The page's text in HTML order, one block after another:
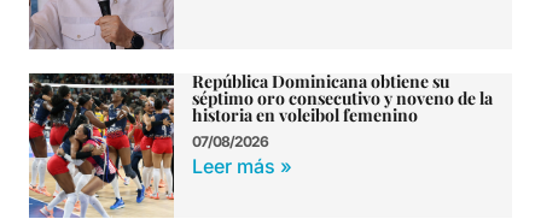
República Dominicana obtiene su
séptimo oro consecutivo y noveno de la
historia en voleibol femenino
07/08/2026
Leer más »